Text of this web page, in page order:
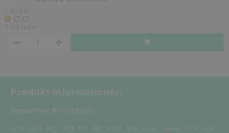
Produkt informationer:
Varenummer: NIU-10601005
GTS , NIU , NQi , NQi GT, NQi GTS , NQi Sport , Sport , UQi , UQi